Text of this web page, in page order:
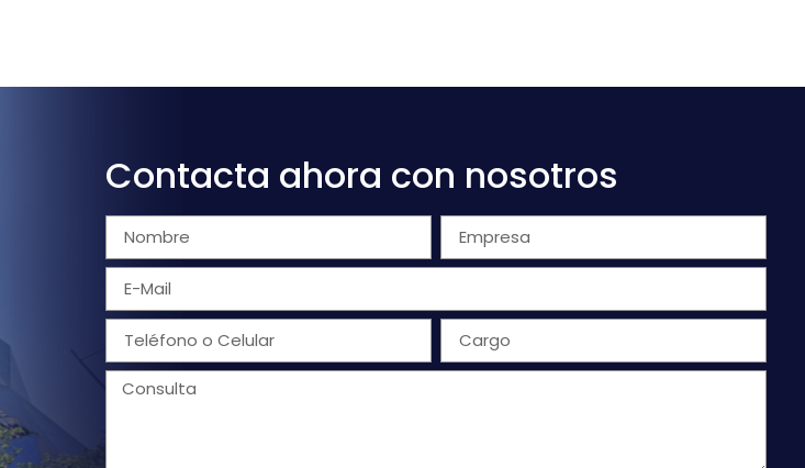
Contacta ahora con nosotros